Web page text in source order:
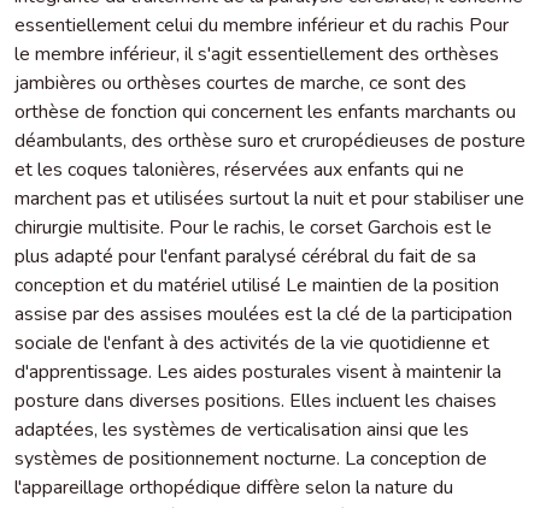
essentiellement celui du membre inférieur et du rachis Pour
le membre inférieur, il s'agit essentiellement des orthèses
jambières ou orthèses courtes de marche, ce sont des
orthèse de fonction qui concernent les enfants marchants ou
déambulants, des orthèse suro et cruropédieuses de posture
et les coques talonières, réservées aux enfants qui ne
marchent pas et utilisées surtout la nuit et pour stabiliser une
chirurgie multisite. Pour le rachis, le corset Garchois est le
plus adapté pour l'enfant paralysé cérébral du fait de sa
conception et du matériel utilisé Le maintien de la position
assise par des assises moulées est la clé de la participation
sociale de l'enfant à des activités de la vie quotidienne et
d'apprentissage. Les aides posturales visent à maintenir la
posture dans diverses positions. Elles incluent les chaises
adaptées, les systèmes de verticalisation ainsi que les
systèmes de positionnement nocturne. La conception de
l'appareillage orthopédique diffère selon la nature du